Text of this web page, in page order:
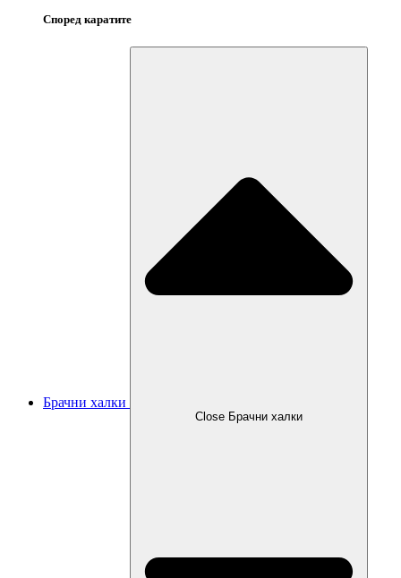
Според каратите
Брачни халки
Close Брачни халки